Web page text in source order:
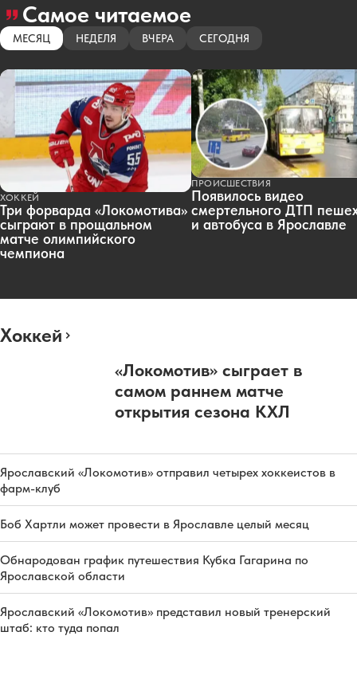
Самое читаемое
МЕСЯЦ НЕДЕЛЯ ВЧЕРА СЕГОДНЯ
ХОККЕЙ
Три форварда «Локомотива»
сыграют в прощальном
матче олимпийского
чемпиона
ПРОИСШЕСТВИЯ
Появилось видео
смертельного ДТП
и автобуса в Ярославле
Хоккей
«Локомотив» сыграет в
самом раннем матче
открытия сезона КХЛ
Ярославский «Локомотив» отправил четырех хоккеистов в
фарм-клуб
Боб Хартли может провести в Ярославле целый месяц
Обнародован график путешествия Кубка Гагарина по
Ярославской области
Ярославский «Локомотив» представил новый тренерский
штаб: кто туда попал